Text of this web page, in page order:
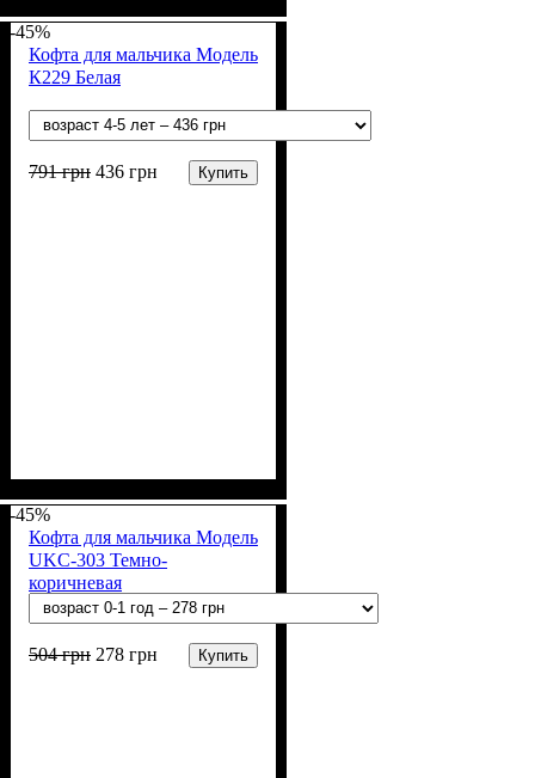
-45%
Кофта для мальчика Модель
К229 Белая
791грн 436 грн Купить
-45%
Кофта для мальчика Модель
UKC-303 Темно-
коричневая
504грн 278 грн Купить